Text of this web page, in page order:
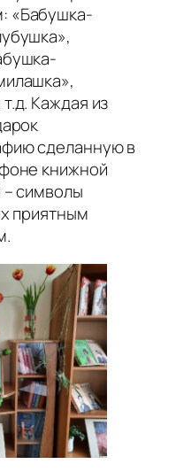
«Бабушка-
Каждая из
сделанную в
книжной
– символы
приятным